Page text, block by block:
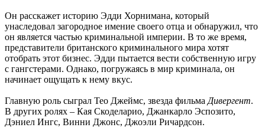
Он расскажет историю Эдди Хорнимана, который
унаследовал загородное имение своего отца и обнаружил, что
он является частью криминальной империи. В то же время,
представители британского криминального мира хотят
отобрать этот бизнес. Эдди пытается вести собственную игру
с гангстерами. Однако, погружаясь в мир криминала, он
начинает ощущать к нему вкус.
Главную роль сыграл Тео Джеймс, звезда фильма Дивергент.
В других ролях – Кая Скоделарио, Джанкарло Эспозито,
Дэниел Ингс, Винни Джонс, Джоэли Ричардсон.